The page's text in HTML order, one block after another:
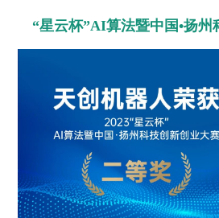
“星云杯”AI算法暨中国•扬